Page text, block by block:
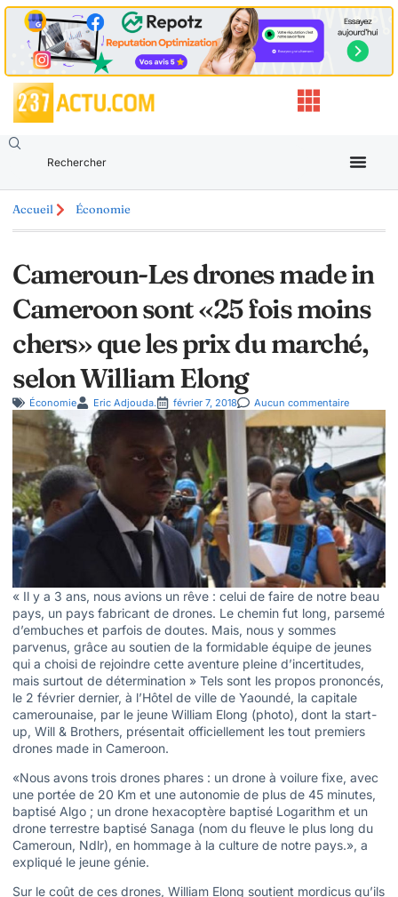
Accueil Économie
Cameroun-Les drones made in
Cameroon sont «25 fois moins
chers» que les prix du marché,
selon William Elong
Économie Eric Adjouda. février 7, 2018 Aucun commentaire
« Il y a 3 ans, nous avions un rêve : celui de faire de notre beau
pays, un pays fabricant de drones. Le chemin fut long, parsemé
d’embuches et parfois de doutes. Mais, nous y sommes
parvenus, grâce au soutien de la formidable équipe de jeunes
qui a choisi de rejoindre cette aventure pleine d’incertitudes,
mais surtout de détermination » Tels sont les propos prononcés,
le 2 février dernier, à l’Hôtel de ville de Yaoundé, la capitale
camerounaise, par le jeune William Elong (photo), dont la start-
up, Will & Brothers, présentait officiellement les tout premiers
drones made in Cameroon.
«Nous avons trois drones phares : un drone à voilure fixe, avec
une portée de 20 Km et une autonomie de plus de 45 minutes,
baptisé Algo ; un drone hexacoptère baptisé Logarithm et un
drone terrestre baptisé Sanaga (nom du fleuve le plus long du
Cameroun, Ndlr), en hommage à la culture de notre pays.», a
expliqué le jeune génie.
Sur le coût de ces drones, William Elong soutient mordicus qu’ils